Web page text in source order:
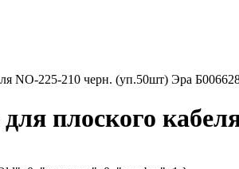
NO-225-210 черн. (уп.50шт) Эра
плоского